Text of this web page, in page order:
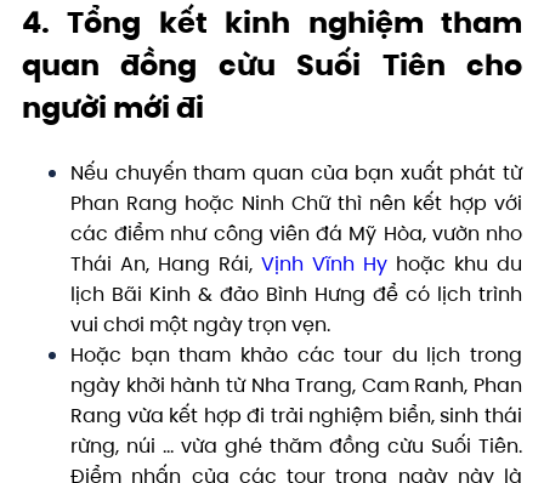
4. Tổng kết kinh nghiệm tham
quan đồng cừu Suối Tiên cho
người mới đi
Nếu chuyến tham quan của bạn xuất phát từ
Phan Rang hoặc Ninh Chữ thì nên kết hợp với
các điểm như công viên đá Mỹ Hòa, vườn nho
Thái An, Hang Rái, Vịnh Vĩnh Hy hoặc khu du
lịch Bãi Kinh & đảo Bình Hưng để có lịch trình
vui chơi một ngày trọn vẹn.
Hoặc bạn tham khảo các tour du lịch trong
ngày khởi hành từ Nha Trang, Cam Ranh, Phan
Rang vừa kết hợp đi trải nghiệm biển, sinh thái
rừng, núi … vừa ghé thăm đồng cừu Suối Tiên.
Điểm nhấn của các tour trong ngày này là